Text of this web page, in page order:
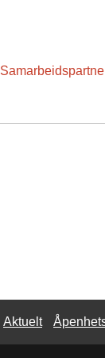
Aktuelt